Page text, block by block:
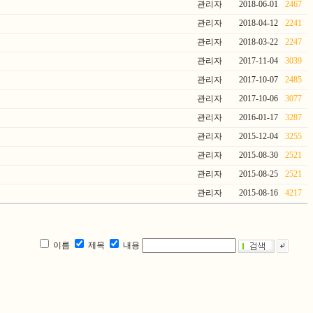
관리자 2018-06-01
2467
관리자 2018-04-12
2241
관리자 2018-03-22
2247
관리자 2017-11-04
3039
관리자 2017-10-07
2485
관리자 2017-10-06
3077
관리자 2016-01-17
3287
관리자 2015-12-04
3255
관리자 2015-08-30
2521
관리자 2015-08-25
2521
관리자 2015-08-16 4217
이름
제목 내용